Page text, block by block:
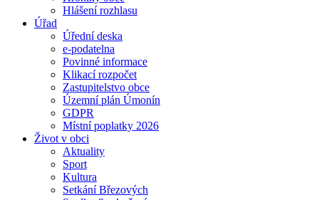
Hlášení rozhlasu
Úřad
Úřední deska
e-podatelna
Povinné informace
Klikací rozpočet
Zastupitelstvo obce
Územní plán Úmonín
GDPR
Místní poplatky 2026
Život v obci
Aktuality
Sport
Kultura
Setkání Březových